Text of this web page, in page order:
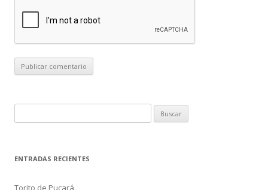
u
c
r
ENTRADAS RECIENTES
Torito de Pucará